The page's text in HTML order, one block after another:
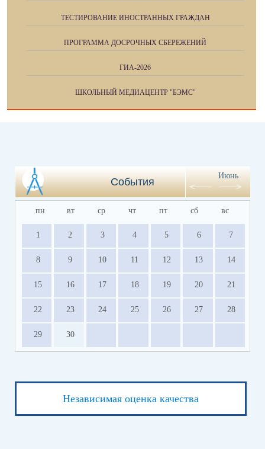
ТЕСТИРОВАНИЕ ИНОСТРАННЫХ ГРАЖДАН
ПРОГРАММА ДОСРОЧНЫХ СБЕРЕЖЕНИЙ
ГИА-2026
ШКОЛЬНЫЙ МЕДИАЦЕНТР "БЭМС"
События
Июнь
пн вт ср чт пт сб вс
1 2 3 4 5 6 7
8 9 10 11 12 13 14
15 16 17 18 19 20 21
22 23 24 25 26 27 28
29 30
Независимая оценка качества